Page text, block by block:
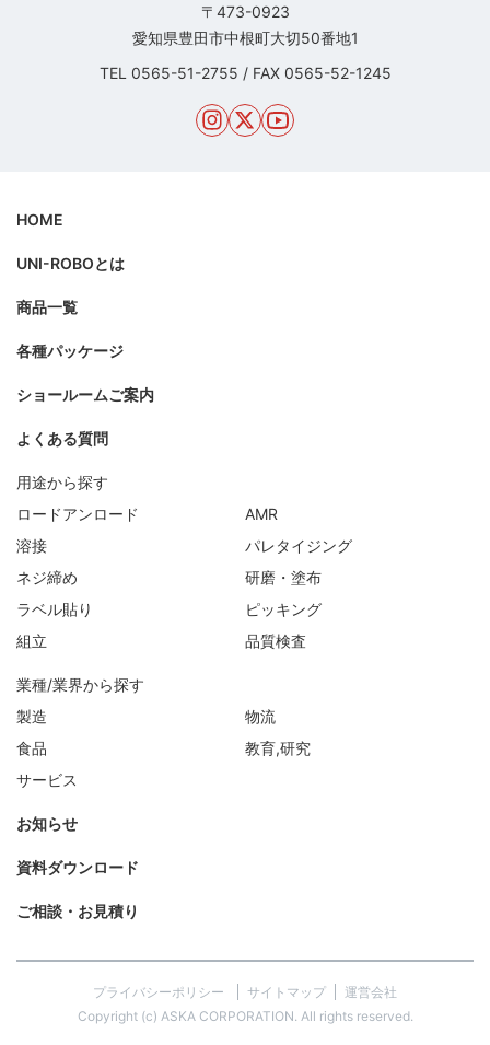
〒473-0923
愛知県豊田市中根町大切50番地1
TEL 0565-51-2755 / FAX 0565-52-1245
HOME
UNI-ROBOとは
商品一覧
各種パッケージ
ショールームご案内
よくある質問
用途から探す
ロードアンロード
AMR
溶接
パレタイジング
ネジ締め
研磨・塗布
ラベル貼り
ピッキング
組立
品質検査
業種/業界から探す
製造
物流
食品
教育,研究
サービス
お知らせ
資料ダウンロード
ご相談・お見積り
プライバシーポリシー サイトマップ
運営会社
Copyright (c) ASKA CORPORATION. All rights reserved.